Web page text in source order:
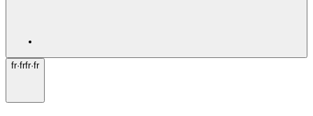
fr·frfr·fr